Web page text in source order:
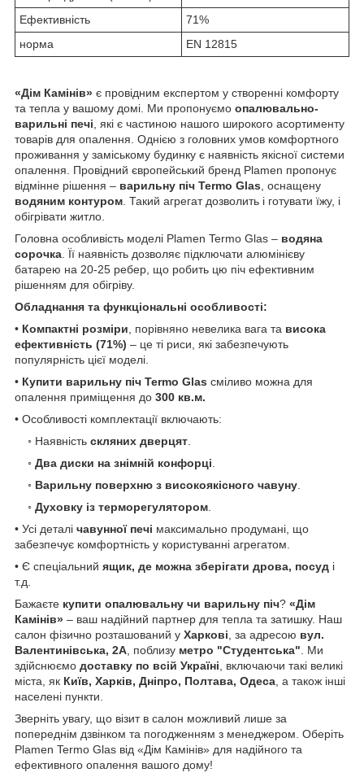
Ефективність
71%
норма
EN 12815
«Дім Камінів» є провідним експертом у створенні комфорту
та тепла у вашому домі. Ми пропонуємо опалювально-
варильні печі, які є частиною нашого широкого асортименту
товарів для опалення. Однією з головних умов комфортного
проживання у заміському будинку є наявність якісної системи
опалення. Провідний європейський бренд Plamen пропонує
відмінне рішення – варильну піч Termo Glas, оснащену
водяним контуром. Такий агрегат дозволить і готувати їжу, і
обігрівати житло.
Головна особливість моделі Plamen Termo Glas – водяна
сорочка. Її наявність дозволяє підключати алюмінієву
батарею на 20-25 ребер, що робить цю піч ефективним
рішенням для обігріву.
Обладнання та функціональні особливості:
• Компактні розміри, порівняно невелика вага та висока
ефективність (71%) – це ті риси, які забезпечують
популярність цієї моделі.
• Купити варильну піч Termo Glas сміливо можна для
опалення приміщення до 300 кв.м.
• Особливості комплектації включають:
◦ Наявність скляних дверцят.
◦ Два диски на знімній конфорці.
◦ Варильну поверхню з високоякісного чавуну.
◦ Духовку із терморегулятором.
• Усі деталі чавунної печі максимально продумані, що
забезпечує комфортність у користуванні агрегатом.
• Є спеціальний ящик, де можна зберігати дрова, посуд і
т.д.
Бажаєте купити опалювальну чи варильну піч? «Дім
Камінів» – ваш надійний партнер для тепла та затишку. Наш
салон фізично розташований у Харкові, за адресою вул.
Валентинівська, 2А, поблизу метро "Студентська". Ми
здійснюємо доставку по всій Україні, включаючи такі великі
міста, як Київ, Харків, Дніпро, Полтава, Одеса, а також інші
населені пункти.
Зверніть увагу, що візит в салон можливий лише за
попереднім дзвінком та погодженням з менеджером. Оберіть
Plamen Termo Glas від «Дім Камінів» для надійного та
ефективного опалення вашого дому!